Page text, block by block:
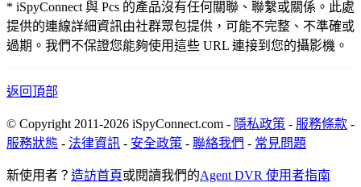
* iSpyConnect 與 Pcs 的產品沒有任何關聯、聯繫或關係。此處
提供的連線詳細資訊由社群眾包提供，可能不完整、不準確或
過期。我們不保證您能夠使用這些 URL 連接到您的攝影機。
返回頂部
© Copyright 2011-2026 iSpyConnect.com - 隱私政策 - 服務條款 -
服務狀態 - 法律資訊 - 安全政策 - 聯絡我們 - 常見問題
新使用者？ 造訪首頁或閱讀我們的Agent DVR 使用者指南